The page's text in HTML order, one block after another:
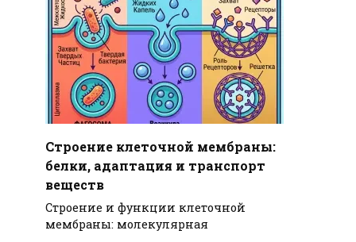
Строение клеточной мембраны:
белки, адаптация и транспорт
веществ
Строение и функции клеточной
мембраны: молекулярная